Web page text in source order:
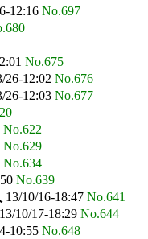
12:16 No.697
No.675
26-12:02 No.676
26-12:03 No.677
No.622
No.629
No.634
No.639
13/10/16-18:47 No.641
13/10/17-18:29 No.644
10:55 No.648